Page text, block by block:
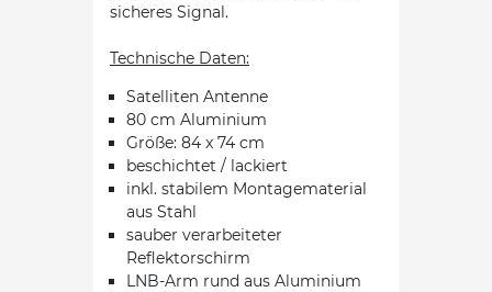
sicheres Signal.
Technische Daten:
Satelliten Antenne
80 cm Aluminium
Größe: 84 x 74 cm
beschichtet / lackiert
inkl. stabilem Montagematerial
aus Stahl
sauber verarbeiteter
Reflektorschirm
LNB-Arm rund aus Aluminium